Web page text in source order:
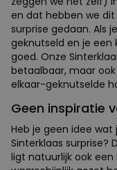
en dat hebben we dit
surprise gedaan. Als
geknutseld en je een
goed. Onze
betaalbaar, maar
elkaar-geknutselde
Geen inspiratie
Heb je geen idee
Sinterklaas surprise?
ligt natuurlijk ook